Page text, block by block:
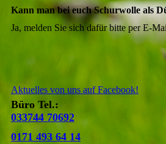
Kann man bei euch Schurwolle als
Ja, melden Sie sich dafür bitte per E-
Aktuelles von uns auf Facebook!
Büro Tel.:
033744 70692
0171 493 64 14